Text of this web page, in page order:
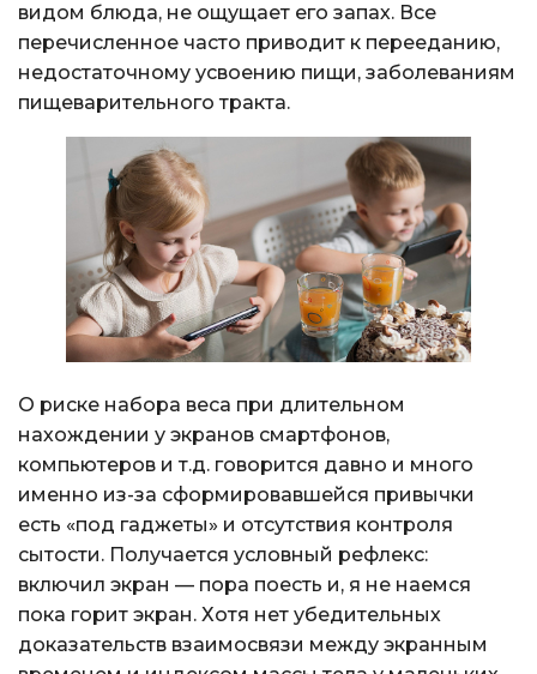
видом блюда, не ощущает его запах. Все
перечисленное часто приводит к перееданию,
недостаточному усвоению пищи, заболеваниям
пищеварительного тракта.
О риске набора веса при длительном
нахождении у экранов смартфонов,
компьютеров и т.д. говорится давно и много
именно из-за сформировавшейся привычки
есть «под гаджеты» и отсутствия контроля
сытости. Получается условный рефлекс:
включил экран — пора поесть и, я не наемся
пока горит экран. Хотя нет убедительных
доказательств взаимосвязи между экранным